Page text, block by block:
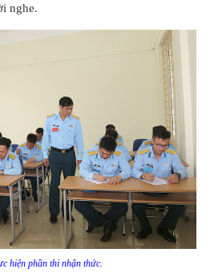
nghe.
hiện phần thi nhận thức.